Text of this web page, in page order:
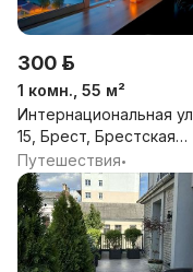
300 р.
1 комн., 55 м²
Интернациональная ул,
15, Брест, Брестская
обл.
Путешествия•